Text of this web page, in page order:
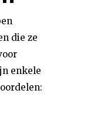
die ze
enkele